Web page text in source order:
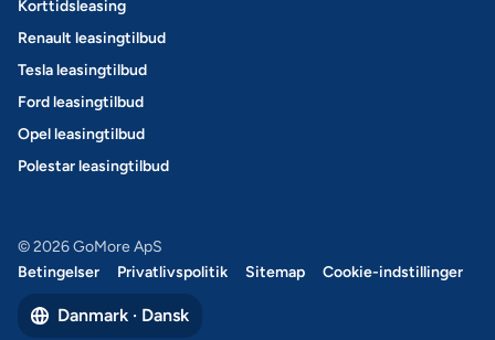
Korttidsleasing
Renault leasingtilbud
Tesla leasingtilbud
Ford leasingtilbud
Opel leasingtilbud
Polestar leasingtilbud
© 2026 GoMore ApS
Betingelser
Privatlivspolitik Sitemap Cookie-indstillinger
Danmark · Dansk